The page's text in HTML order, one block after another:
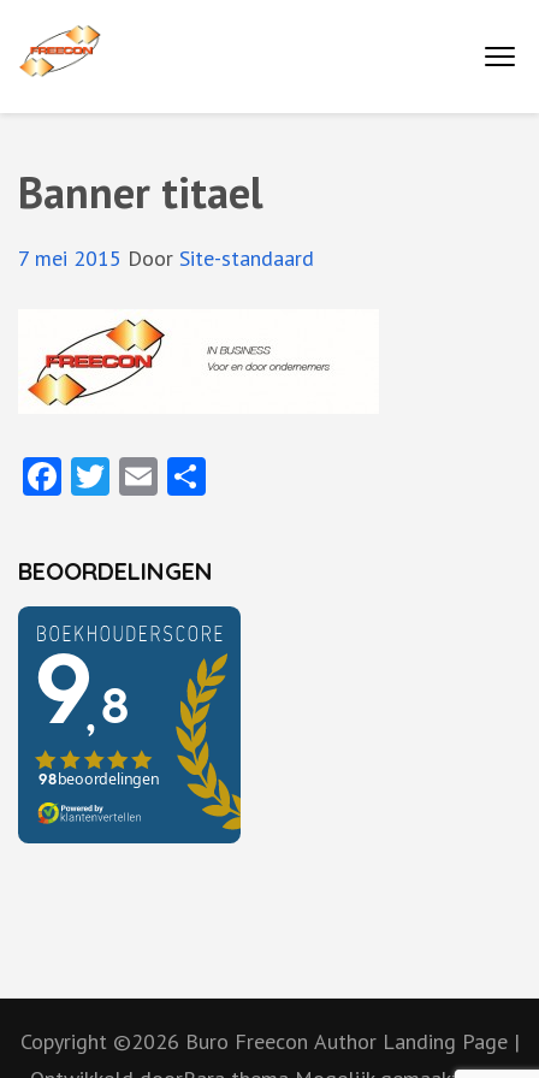
naar
Banner titael
7 mei 2015 Door Site-standaard
Facebook
Twitter
Email
BEOORDELINGEN
Copyright ©2026 Buro Freecon Author Landing Page |